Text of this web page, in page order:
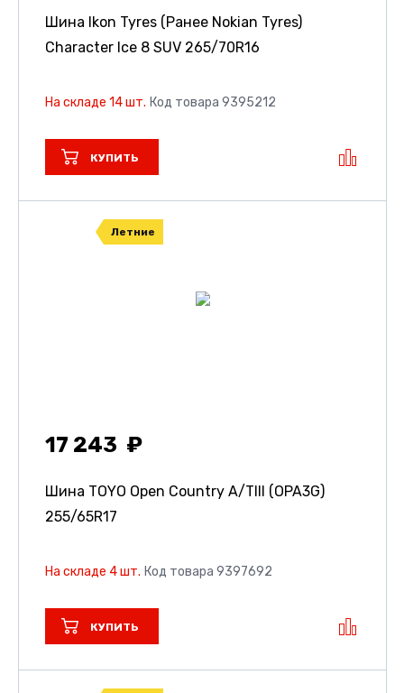
Шина Ikon Tyres (Ранее Nokian Tyres)
Character Ice 8 SUV 265/70R16
На складе 14 шт. Код товара 9395212
КУПИТЬ
Летние
17 243
Шина TOYO Open Country A/TIII (OPA3G)
255/65R17
На складе 4 шт. Код товара 9397692
КУПИТЬ